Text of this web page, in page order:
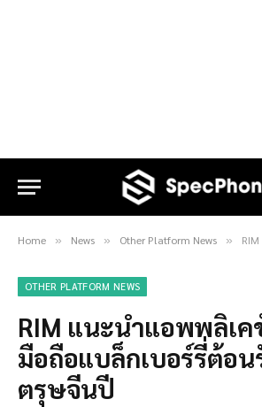
Home » News » Other Platform News » RIM แนะ
OTHER PLATFORM NEWS
RIM แนะนำแอพพลิเ
มือถือแบล็กเบอร์รี่ต้อน
ตรุษจีนปี